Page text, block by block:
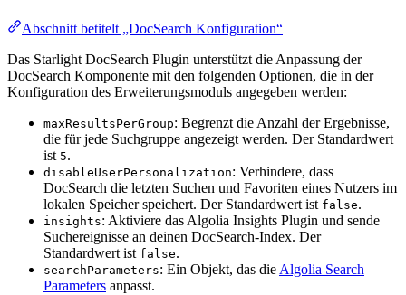
Abschnitt betitelt „DocSearch Konfiguration“
Das Starlight DocSearch Plugin unterstützt die Anpassung der
DocSearch Komponente mit den folgenden Optionen, die in der
Konfiguration des Erweiterungsmoduls angegeben werden:
maxResultsPerGroup: Begrenzt die Anzahl der Ergebnisse,
die für jede Suchgruppe angezeigt werden. Der Standardwert
ist 5.
disableUserPersonalization: Verhindere, dass
DocSearch die letzten Suchen und Favoriten eines Nutzers im
lokalen Speicher speichert. Der Standardwert ist false.
insights: Aktiviere das Algolia Insights Plugin und sende
Suchereignisse an deinen DocSearch-Index. Der
Standardwert ist false.
searchParameters: Ein Objekt, das die Algolia Search
Parameters anpasst.